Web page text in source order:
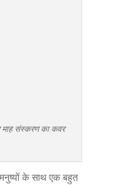
संस्करण का कवर
के साथ एक बहुत